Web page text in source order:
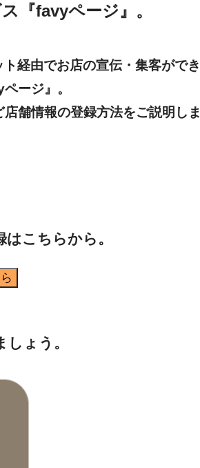
『favyページ』。
経由でお店の宣伝・集客ができ
ージ』。
舗情報の登録方法をご説明しま
こちらから。
ょう。